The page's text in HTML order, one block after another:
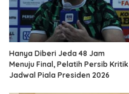
Hanya Diberi Jeda 48 Jam
Menuju Final, Pelatih Persib Kritik
Jadwal Piala Presiden 2026